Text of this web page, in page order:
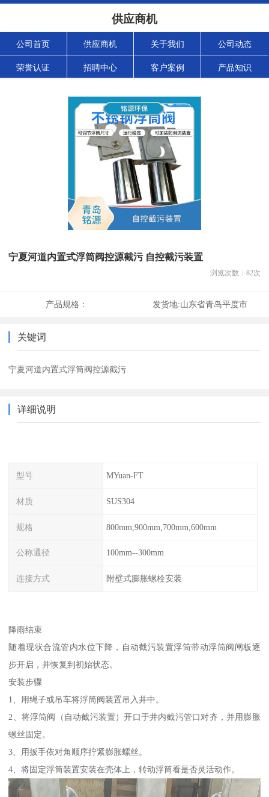
供应商机
公司首页 供应商机 关于我们 公司动态
荣誉认证 招聘中心 客户案例 产品知识
宁夏河道内置式浮筒阀控源截污 自控截污装置
浏览次数： 82次
产品规格： 发货地:山东省青岛平度市
关键词
宁夏河道内置式浮筒阀控源截污
详细说明
型号 MYuan-FT
材质 SUS304
规格 800mm,900mm,700mm,600mm
公称通径 100mm--300mm
连接方式 附壁式膨胀螺栓安装
降雨结束
随着现状合流管内水位下降，自动截污装置浮筒带动浮筒阀闸板逐
步开启，并恢复到初始状态。
安装步骤
1、用绳子或吊车将浮筒阀装置吊入井中。
2、将浮筒阀（自动截污装置）开口于井内截污管口对齐，并用膨胀
螺丝固定。
3、用扳手依对角顺序拧紧膨胀螺丝。
4、将固定浮筒装置安装在壳体上，转动浮筒看是否灵活动作。